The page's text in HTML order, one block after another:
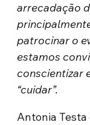
arrecadação
patrocinar o
estamos
conscientizar
“cuidar”.
Antonia